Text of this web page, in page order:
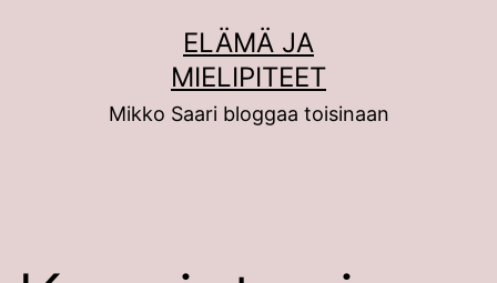
ELÄMÄ JA
MIELIPITEET
Mikko Saari bloggaa toisinaan